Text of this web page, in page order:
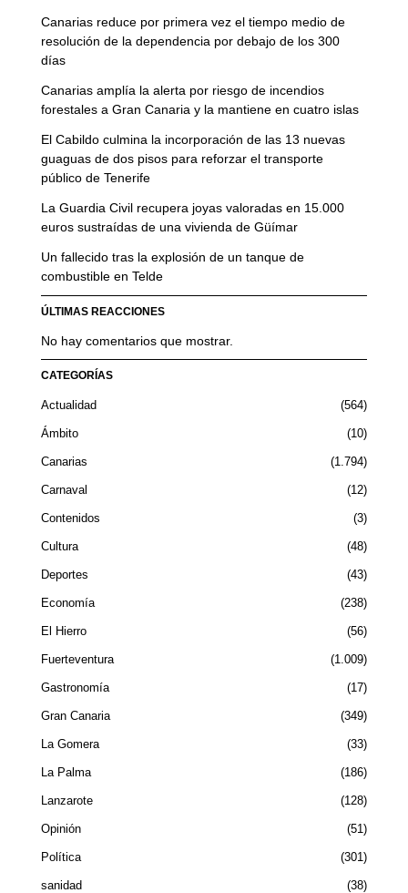
Canarias reduce por primera vez el tiempo medio de
resolución de la dependencia por debajo de los 300
días
Canarias amplía la alerta por riesgo de incendios
forestales a Gran Canaria y la mantiene en cuatro islas
El Cabildo culmina la incorporación de las 13 nuevas
guaguas de dos pisos para reforzar el transporte
público de Tenerife
La Guardia Civil recupera joyas valoradas en 15.000
euros sustraídas de una vivienda de Güímar
Un fallecido tras la explosión de un tanque de
combustible en Telde
ÚLTIMAS REACCIONES
No hay comentarios que mostrar.
CATEGORÍAS
Actualidad 564
Ámbito 10
Canarias 1.794
Carnaval 12
Contenidos 3
Cultura 48
Deportes 43
Economía 238
El Hierro 56
Fuerteventura 1.009
Gastronomía 17
Gran Canaria 349
La Gomera 33
La Palma 186
Lanzarote 128
Opinión 51
Política 301
sanidad 38